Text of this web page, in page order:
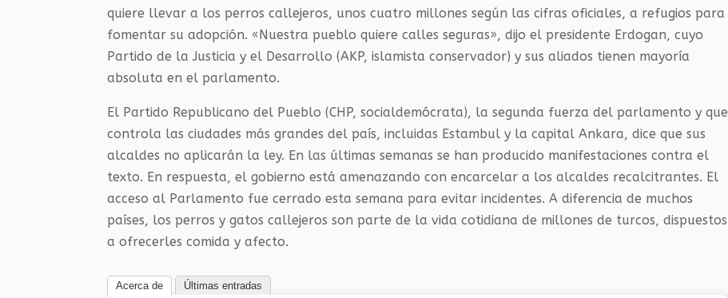
quiere llevar a los perros callejeros, unos cuatro millones según las cifras oficiales, a refugios para
fomentar su adopción. «Nuestra pueblo quiere calles seguras», dijo el presidente Erdogan, cuyo
Partido de la Justicia y el Desarrollo (AKP, islamista conservador) y sus aliados tienen mayoría
absoluta en el parlamento.
El Partido Republicano del Pueblo (CHP, socialdemócrata), la segunda fuerza del parlamento y que
controla las ciudades más grandes del país, incluidas Estambul y la capital Ankara, dice que sus
alcaldes no aplicarán la ley. En las últimas semanas se han producido manifestaciones contra el
texto. En respuesta, el gobierno está amenazando con encarcelar a los alcaldes recalcitrantes. El
acceso al Parlamento fue cerrado esta semana para evitar incidentes. A diferencia de muchos
países, los perros y gatos callejeros son parte de la vida cotidiana de millones de turcos, dispuestos
a ofrecerles comida y afecto.
Acerca de Últimas entradas